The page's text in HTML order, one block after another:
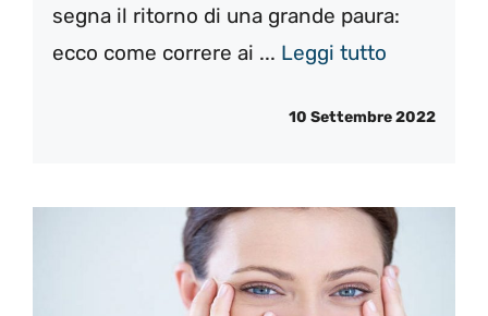
segna il ritorno di una grande paura:
ecco come correre ai ... Leggi tutto
10 Settembre 2022